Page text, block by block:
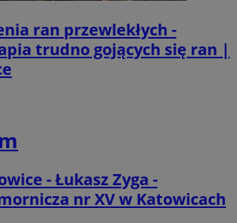
ran przewlekłych -
trudno gojących się ran |
- Łukasz Zyga -
nr XV w Katowicach